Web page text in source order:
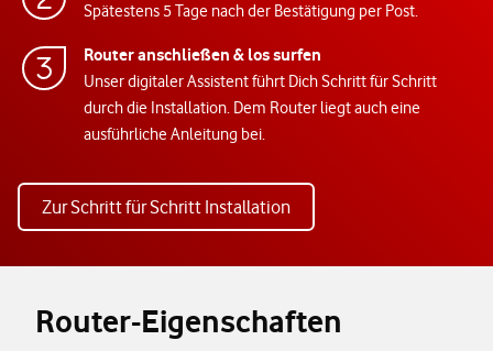
Spätestens 5 Tage nach der Bestätigung per Post.
Router anschließen & los surfen
Unser digitaler Assistent führt Dich Schritt für Schritt
durch die Installation. Dem Router liegt auch eine
ausführliche Anleitung bei.
Zur Schritt für Schritt Installation
Router-Eigenschaften